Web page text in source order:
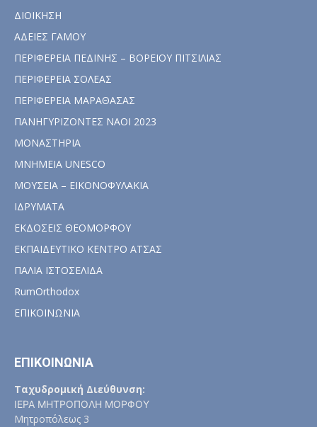
ΔΙΟΙΚΗΣΗ
ΑΔΕΙΕΣ ΓΑΜΟΥ
ΠΕΡΙΦΕΡΕΙΑ ΠΕΔΙΝΗΣ – ΒΟΡΕΙΟΥ ΠΙΤΣΙΛΙΑΣ
ΠΕΡΙΦΕΡΕΙΑ ΣΟΛΕΑΣ
ΠΕΡΙΦΕΡΕΙΑ ΜΑΡΑΘΑΣΑΣ
ΠΑΝΗΓΥΡΙΖΟΝΤΕΣ ΝΑΟΙ 2023
ΜΟΝΑΣΤΗΡΙΑ
ΜΝΗΜΕΙΑ UNESCO
ΜΟΥΣΕΙΑ – ΕΙΚΟΝΟΦΥΛΑΚΙΑ
ΙΔΡΥΜΑΤΑ
ΕΚΔΟΣΕΙΣ ΘΕΟΜΟΡΦΟΥ
ΕΚΠΑΙΔΕΥΤΙΚΟ ΚΕΝΤΡΟ ΑΤΣΑΣ
ΠΑΛΙΑ ΙΣΤΟΣΕΛΙΔΑ
RumOrthodox
ΕΠΙΚΟΙΝΩΝΙΑ
ΕΠΙΚΟΙΝΩΝΙΑ
Ταχυδρομική Διεύθυνση:
ΙΕΡΑ ΜΗΤΡΟΠΟΛΗ ΜΟΡΦΟΥ
Μητροπόλεως 3